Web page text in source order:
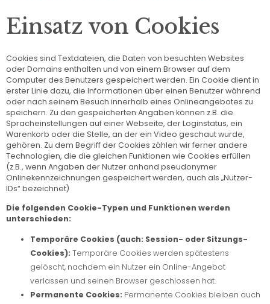
Einsatz von Cookies
Cookies sind Textdateien, die Daten von besuchten Websites
oder Domains enthalten und von einem Browser auf dem
Computer des Benutzers gespeichert werden. Ein Cookie dient in
erster Linie dazu, die Informationen über einen Benutzer während
oder nach seinem Besuch innerhalb eines Onlineangebotes zu
speichern. Zu den gespeicherten Angaben können z.B. die
Spracheinstellungen auf einer Webseite, der Loginstatus, ein
Warenkorb oder die Stelle, an der ein Video geschaut wurde,
gehören. Zu dem Begriff der Cookies zählen wir ferner andere
Technologien, die die gleichen Funktionen wie Cookies erfüllen
(z.B., wenn Angaben der Nutzer anhand pseudonymer
Onlinekennzeichnungen gespeichert werden, auch als „Nutzer-
IDs“ bezeichnet)
Die folgenden Cookie-Typen und Funktionen werden
unterschieden:
Temporäre Cookies (auch: Session- oder Sitzungs-
Cookies): Temporäre Cookies werden spätestens
gelöscht, nachdem ein Nutzer ein Online-Angebot
verlassen und seinen Browser geschlossen hat.
Permanente Cookies: Permanente Cookies bleiben auch